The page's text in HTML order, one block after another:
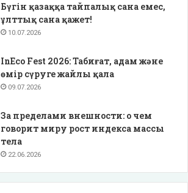
Бүгін қазаққа тайпалық сана емес,
ұлттық сана қажет!
10.07.2026
InEco Fest 2026: Табиғат, адам және
өмір сүруге жайлы қала
09.07.2026
За пределами внешности: о чем
говорит миру рост индекса массы
тела
22.06.2026